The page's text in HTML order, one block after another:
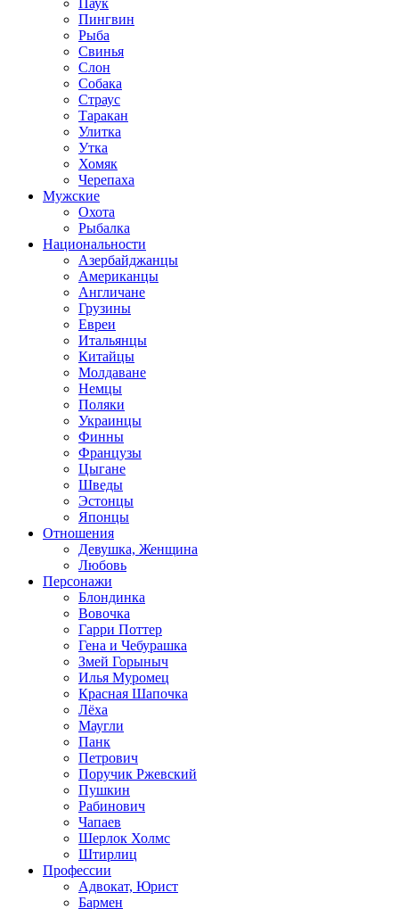
Паук
Пингвин
Рыба
Свинья
Слон
Собака
Страус
Таракан
Улитка
Утка
Хомяк
Черепаха
Мужские
Охота
Рыбалка
Национальности
Азербайджанцы
Американцы
Англичане
Грузины
Евреи
Итальянцы
Китайцы
Молдаване
Немцы
Поляки
Украинцы
Финны
Французы
Цыгане
Шведы
Эстонцы
Японцы
Отношения
Девушка, Женщина
Любовь
Персонажи
Блондинка
Вовочка
Гарри Поттер
Гена и Чебурашка
Змей Горыныч
Илья Муромец
Красная Шапочка
Лёха
Маугли
Панк
Петрович
Поручик Ржевский
Пушкин
Рабинович
Чапаев
Шерлок Холмс
Штирлиц
Профессии
Адвокат, Юрист
Бармен